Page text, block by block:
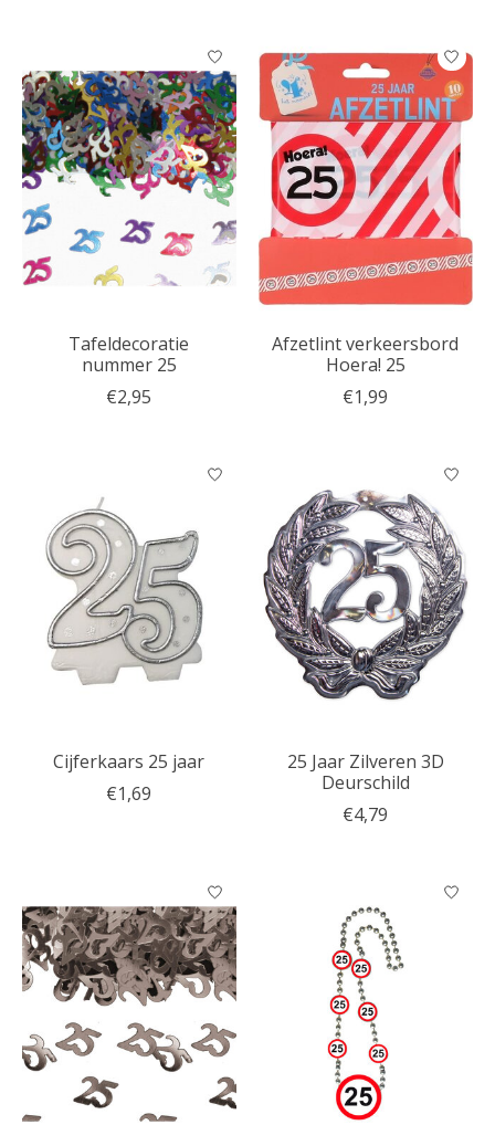
Tafeldecoratie
nummer 25
€2,95
Afzetlint verkeersbord
Hoera! 25
€1,99
Cijferkaars 25 jaar
€1,69
25 Jaar Zilveren 3D
Deurschild
€4,79